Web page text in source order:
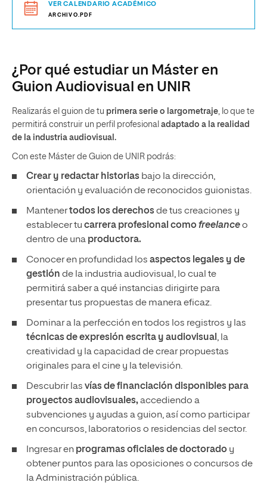
VER CALENDARIO ACADÉMICO
ARCHIVO.PDF
¿Por qué estudiar un Máster en
Guion Audiovisual en UNIR
Realizarás el guion de tu primera serie o largometraje, lo que te
permitirá construir un perfil profesional adaptado a la realidad
de la industria audiovisual.
Con este Máster de Guion de UNIR podrás:
Crear y redactar historias bajo la dirección,
orientación y evaluación de reconocidos guionistas.
Mantenertodos los derechosde tus creaciones y
establecer tu carrera profesional comofreelanceo
dentro de una productora.
Conocer en profundidad los aspectos legales y de
gestión de la industria audiovisual, lo cual te
permitirá saber a qué instancias dirigirte para
presentar tus propuestas de manera eficaz.
Dominar a la perfección en todos los registros y las
técnicas de expresión escrita y audiovisual , la
creatividad y la capacidad de crear propuestas
originales para el cine y la televisión.
Descubrir las vías de financiación disponibles para
proyectos audiovisuales,accediendo a
subvenciones y ayudas a guion, así como participar
en concursos, laboratorios o residencias del sector.
Ingresar en programas oficiales de doctorado y
obtener puntos para las oposiciones o concursos de
la Administración pública.